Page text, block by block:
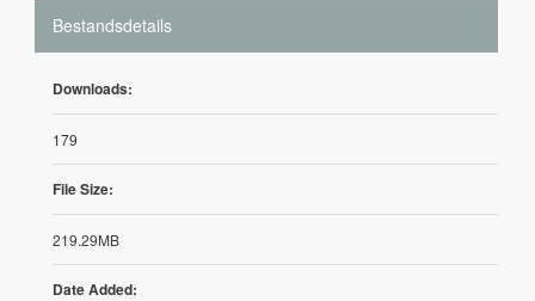
Bestandsdetails
Downloads:
179
File Size:
219.29MB
Date Added: